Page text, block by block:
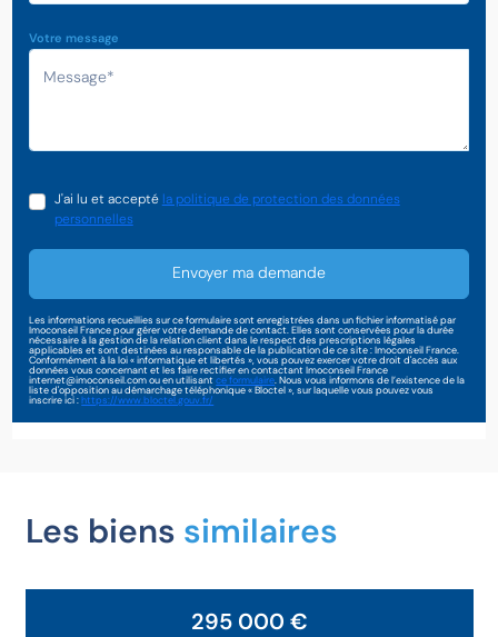
Votre message
J'ai lu et accepté la politique de protection des données
personnelles
Envoyer ma demande
Les informations recueillies sur ce formulaire sont enregistrées dans un fichier informatisé par
Imoconseil France pour gérer votre demande de contact. Elles sont conservées pour la durée
nécessaire à la gestion de la relation client dans le respect des prescriptions légales
applicables et sont destinées au responsable de la publication de ce site : Imoconseil France.
Conformément à la loi « informatique et libertés », vous pouvez exercer votre droit d'accès aux
données vous concernant et les faire rectifier en contactant Imoconseil France
internet@imoconseil.com ou en utilisantce formulaire. Nous vous informons de l’existence de la
liste d'opposition au démarchage téléphonique « Bloctel », sur laquelle vous pouvez vous
inscrire ici :https://www.bloctel.gouv.fr/
Les biens similaires
295 000 €